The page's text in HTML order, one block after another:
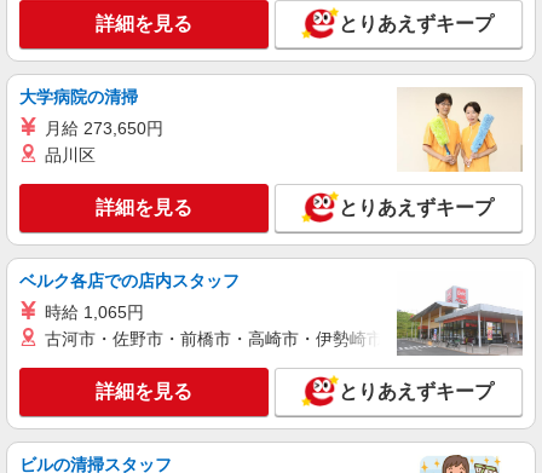
ライフ川崎ルフロン店 神奈川県川崎市川崎区
日進町1-11 川崎ルフロン内1F
キープ 詳細を見る
パート
ライフ川崎ルフロン店（店舗コード642）
デイリー・加工食品
時給1,235円以上
ライフ川崎ルフロン店 神奈川県川崎市川崎区
日進町1-11 川崎ルフロン内1F
キープ 詳細を見る
ライフ川崎大島店（店舗コード624）
ネットスーパー
時給1,235円 日曜・祝日は+100円
詳細を見る とりあえずキープ
大学病院の清掃
月給 273,650円
品川区
詳細を見る とりあえずキープ
ベルク各店での店内スタッフ
時給 1,065円
古河市・佐野市・前橋市・高崎市・伊勢崎市・太田市・館林市
詳細を見る とりあえずキープ
ビルの清掃スタッフ